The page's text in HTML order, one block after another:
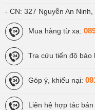
- CN: 327 Nguyễn An Ninh,
Mua hàng từ xa:
Tra cứu tiến độ bảo
Góp ý, khiếu nại:
Liên hệ hợp tác bán